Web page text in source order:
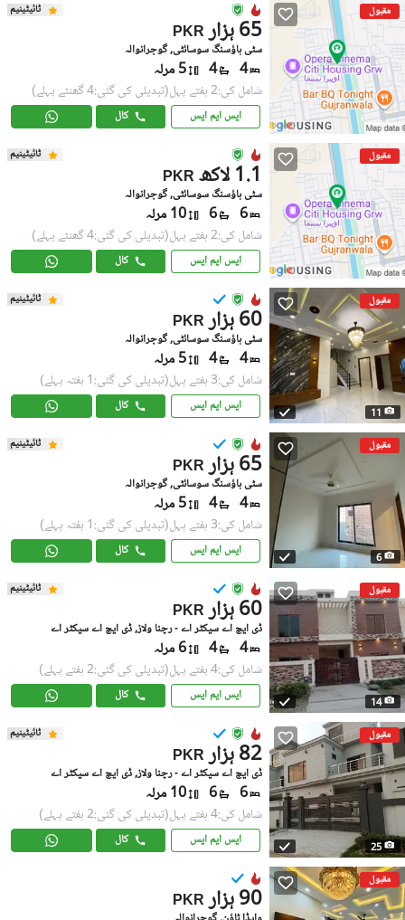
مقبول ٹائیٹینیم
PKR 65 ہزار
سٹی ہاؤسنگ سوسائٹی, گوجرانوالہ
4
4 5 مرلہ
شامل کی:2 ہفتے پہل (تبدیلی کی گئی:4 گھنٹے پہلے)
ایس ایم ایس کال
مقبول ٹائیٹینیم
PKR 1.1 لاکھ
سٹی ہاؤسنگ سوسائٹی, گوجرانوالہ
6
6 10 مرلہ
شامل کی:2 ہفتے پہل (تبدیلی کی گئی:4 گھنٹے پہلے)
ایس ایم ایس کال
مقبول
11
ٹائیٹینیم
PKR 60 ہزار
سٹی ہاؤسنگ سوسائٹی, گوجرانوالہ
4
4 5 مرلہ
شامل کی:3 ہفتے پہل (تبدیلی کی گئی:1 ہفتہ پہلے)
ایس ایم ایس کال
مقبول
6
ٹائیٹینیم
PKR 65 ہزار
سٹی ہاؤسنگ سوسائٹی, گوجرانوالہ
4
4 5 مرلہ
شامل کی:3 ہفتے پہل (تبدیلی کی گئی:1 ہفتہ پہلے)
ایس ایم ایس کال
مقبول
14
ٹائیٹینیم
PKR 60 ہزار
ڈی ایچ اے سیکٹر اے - رچنا ولاز, ڈی ایچ اے سیکٹر اے
4
4 6 مرلہ
شامل کی:4 ہفتے پہل (تبدیلی کی گئی:2 ہفتے پہلے)
ایس ایم ایس کال
مقبول
25
ٹائیٹینیم
PKR 82 ہزار
ڈی ایچ اے سیکٹر اے - رچنا ولاز, ڈی ایچ اے سیکٹر اے
6
6 10 مرلہ
شامل کی:4 ہفتے پہل (تبدیلی کی گئی:2 ہفتے پہلے)
ایس ایم ایس کال
مقبول
PKR 90 ہزار